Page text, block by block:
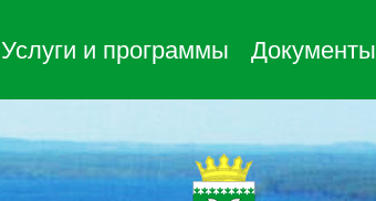
Услуги и программы Документы